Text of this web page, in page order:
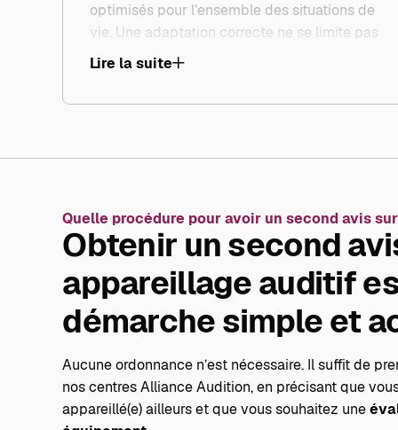
optimisés pour l’ensemble des situations de
vie. Une adaptation correcte ne se limite pas
à entendre mieux dans un environnement
Toutefois, ces performances reposent sur un
équilibre entre vos capacités auditives
résiduelles et les possibilités de la
technologie actuelle, qui présente certaines
limites, notamment en milieu bruyant. Sans
réglages fins, personnalisés et ajustés de
manière réaliste à ces contraintes,
l’appareillage peut rapidement se révéler
insuffisant.
Lire la suite
Quelle procédure pour avoir un second avis
Obtenir un second
appareillage auditif
démarche simple et
Aucune ordonnance n’est nécessaire. Il suffit de
nos centres Alliance Audition, en précisant que
appareillé(e) ailleurs et que vous souhaitez une